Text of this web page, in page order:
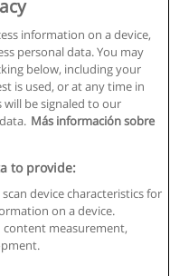
information on a device,
personal data. You may
below, including your
is used, or at any time in
will be signaled to our
Más información sobre
to provide:
device characteristics for
on a device.
content measurement,